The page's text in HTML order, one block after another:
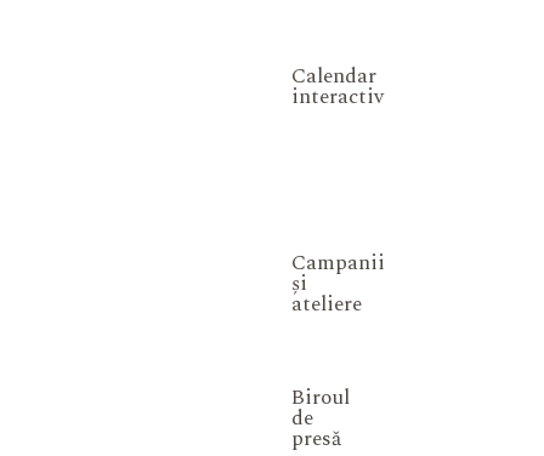
Calendar
interactiv
Campanii
și
ateliere
Biroul
de
presă